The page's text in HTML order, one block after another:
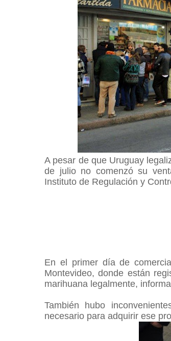
A pesar de que Uruguay
de julio no comenzó su
Instituto de Regulación y
En el primer día de
Montevideo, donde están
marihuana legalmente,
También hubo
necesario para adquirir ese